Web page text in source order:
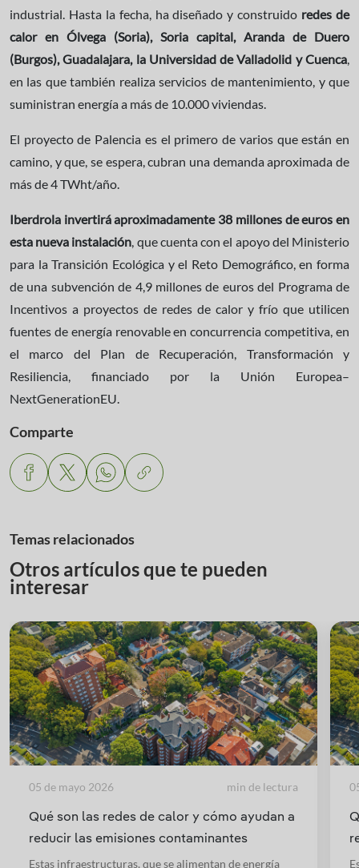
industrial. Hasta la fecha, ha diseñado y construido redes de
calor en Ólvega (Soria), Soria capital, Aranda de Duero
(Burgos), Guadalajara, la Universidad de Valladolid y Cuenca,
en las que también realiza servicios de mantenimiento, y que
suministran energía a más de 10.000 viviendas.
El proyecto de Palencia es el primero de varios que están en
camino, y que, se espera, cubran una demanda aproximada de
más de 4 TWht/año.
Iberdrola invertirá aproximadamente 38 millones de euros en
esta nueva instalación, que cuenta con el apoyo del Ministerio
para la Transición Ecológica y el Reto Demográfico, en forma
de una subvención de 4,9 millones de euros del Programa de
Incentivos a proyectos de redes de calor y frío que utilicen
fuentes de energía renovable en concurrencia competitiva, en
el marco del Plan de Recuperación, Transformación y
Resiliencia, financiado por la Unión Europea–
NextGenerationEU.
Comparte
Temas relacionados
Otros artículos que te pueden
interesar
Qué son las redes de calor y cómo ayudan a
reducir las emisiones contaminantes
Estas infraestructuras, que se alimentan de energía
05 de mayo 2026 min de lectura